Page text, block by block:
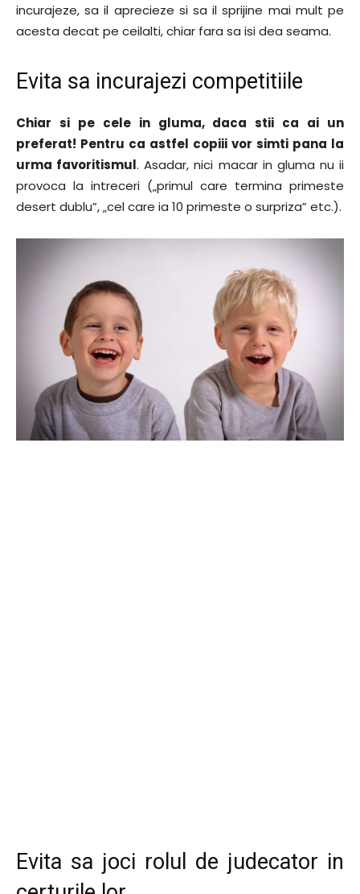
incurajeze, sa il aprecieze si sa il sprijine mai mult pe
acesta decat pe ceilalti, chiar fara sa isi dea seama.
Evita sa incurajezi competitiile
Chiar si pe cele in gluma, daca stii ca ai un
preferat! Pentru ca astfel copiii vor simti pana la
urma favoritismul. Asadar, nici macar in gluma nu ii
provoca la intreceri („primul care termina primeste
desert dublu”, „cel care ia 10 primeste o surpriza” etc.).
Evita sa joci rolul de judecator in